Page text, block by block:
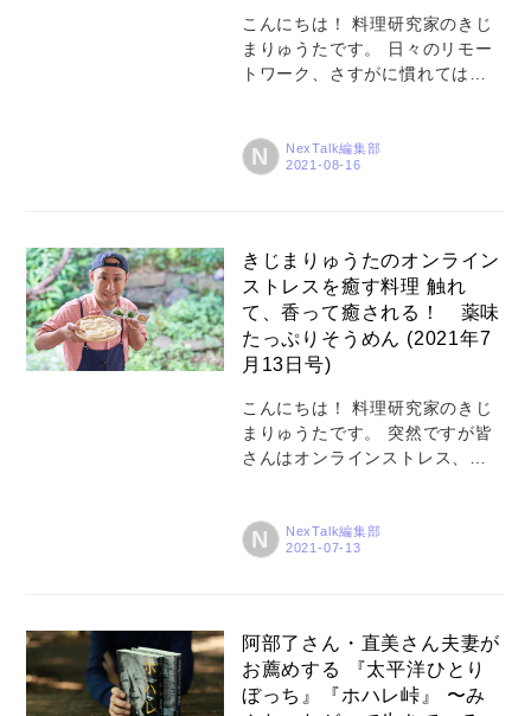
センターの高橋公理事長に、そ
の傾向や移住の現状について伺
いました。 志を持って地方へ移
センターに来られる相...
こんにちは！ 料理研究家のきじ
まりゅうたです。 日々のリモー
トワーク、さすがに慣れてはき
いのではないでしょうか。 そん
なオンラインストレスを、PCか
回は 〈触れて、香って癒され
る！ 薬味たっぷりそうめん〉を
ご紹介しました。 そうめんのレ
シピは、五感を使えば仕事中は
感じられない触覚や嗅覚が刺激
されてリフレッシュされる、と
いう内容でした。 今回はアプロ
ーチを変えて、「没頭」にフォ
ーカスしてみます。包丁研ぎ
をリフレッシュしまし...
N NexTalk編集部
きじまりゅうたのオンライン
ストレスを癒す料理 触れ
て、香って癒される！ 薬味
たっぷりそうめん (2021年7
月13日号)
こんにちは！ 料理研究家のきじ
まりゅうたです。 突然ですが皆
さんはオンラインストレス、感
のオンライン会議にPC画面での
資料確認など、気がめいってし
ら、料理で気分転換してみては
いかがでしょうか。PCから離れ
て手作業をするだけで楽しいで
すし、何よりおいしい料理がで
N NexTalk編集部
阿部了さん・直美さん夫妻が
お薦めする 『太平洋ひとり
ぼっち』『ホハレ峠』 〜み